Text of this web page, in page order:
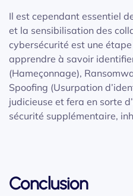
Il est cependant essentiel
et la sensibilisation des
cybersécurité est une
apprendre à savoir
(Hameçonnage),
Spoofing (Usurpation
judicieuse et fera en sorte
sécurité supplémentaire,
Conclusion